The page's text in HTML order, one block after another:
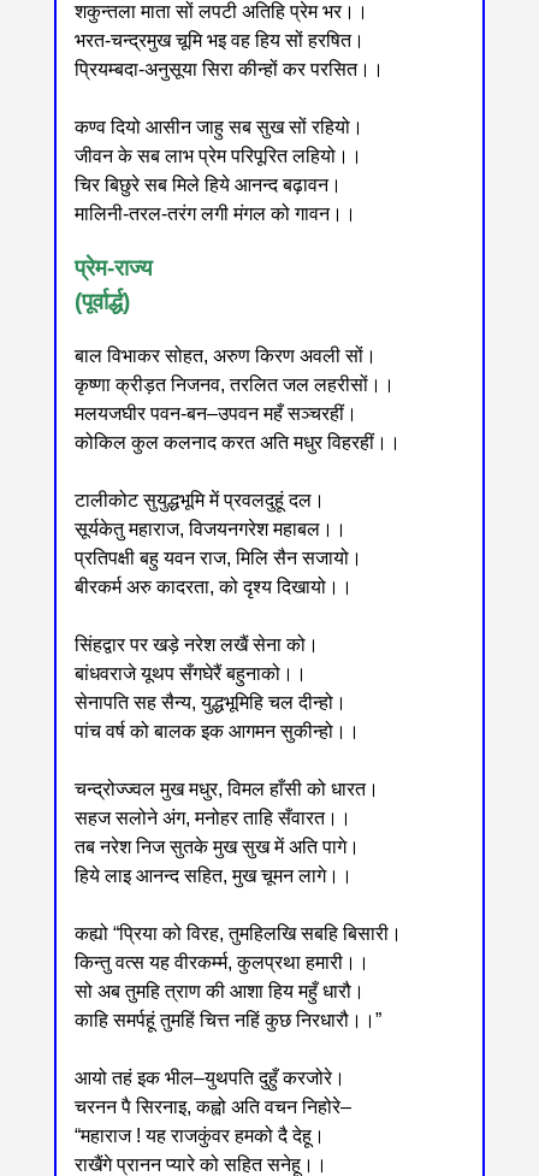
शकुन्तला माता सों लपटी अतिहि प्रेम भर।।
भरत-चन्द्रमुख चूमि भइ वह हिय सों हरषित।
प्रियम्बदा-अनुसूया सिरा कीन्हों कर परसित।।
कण्व दियो आसीन जाहु सब सुख सों रहियो।
जीवन के सब लाभ प्रेम परिपूरित लहियो।।
चिर बिछुरे सब मिले हिये आनन्द बढ़ावन।
मालिनी-तरल-तरंग लगी मंगल को गावन।।
प्रेम-राज्य
(पूर्वार्द्ध)
बाल विभाकर सोहत, अरुण किरण अवली सों।
कृष्णा क्रीड़त निजनव, तरलित जल लहरीसों।।
मलयजघीर पवन-बन‒उपवन महँ सञ्चरहीं।
कोकिल कुल कलनाद करत अति मधुर विहरहीं।।
टालीकोट सुयुद्धभूमि में प्रवलदुहूं दल।
सूर्यकेतु महाराज, विजयनगरेश महाबल।।
प्रतिपक्षी बहु यवन राज, मिलि सैन सजायो।
बीरकर्म अरु कादरता, को दृश्य दिखायो।।
सिंहद्वार पर खड़े नरेश लखैं सेना को।
बांधवराजे यूथप सँगघेरैं बहुनाको।।
सेनापति सह सैन्य, युद्धभूमिहि चल दीन्हो।
पांच वर्ष को बालक इक आगमन सुकीन्हो।।
चन्द्रोज्ज्वल मुख मधुर, विमल हाँसी को धारत।
सहज सलोने अंग, मनोहर ताहि सँवारत।।
तब नरेश निज सुतके मुख सुख में अति पागे।
हिये लाइ आनन्द सहित, मुख चूमन लागे।।
कह्यो “प्रिया को विरह, तुमहिलखि सबहि बिसारी।
किन्तु वत्स यह वीरकर्म्म, कुलप्रथा हमारी।।
सो अब तुमहि त्राण की आशा हिय महुँ धारौ।
काहि समर्पहूं तुमहिं चित्त नहिं कुछ निरधारौ।।”
आयो तहं इक भील‒युथपति दुहुँ करजोरे।
चरनन पै सिरनाइ, कह्वो अति वचन निहोरे‒
“महाराज ! यह राजकुंवर हमको दै देहू।
राखैंगे प्रानन प्यारे को सहित सनेहू।।